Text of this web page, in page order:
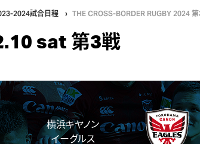
2024試合日程 THE CROSS-BORDER RUGBY 2024
sat 第3戦
横浜キヤノン
イーグルス